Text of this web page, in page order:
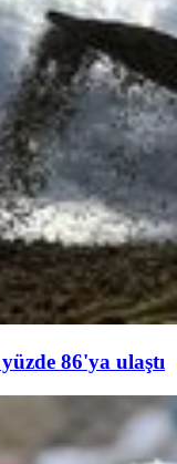
86'ya ulaştı